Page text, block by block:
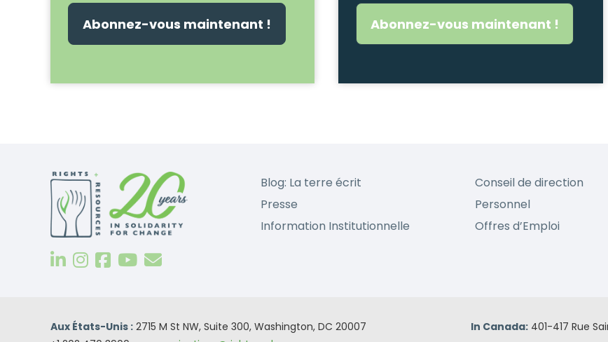
Abonnez-vous maintenant ! Abonnez-vous maintenant !
Blog: La terre écrit
Presse
Information Institutionnelle
Conseil de direction
Personnel
Offres d’Emploi
Aux États-Unis : 2715 M St NW, Suite 300, Washington, DC 20007
In Canada: 401-417 Rue